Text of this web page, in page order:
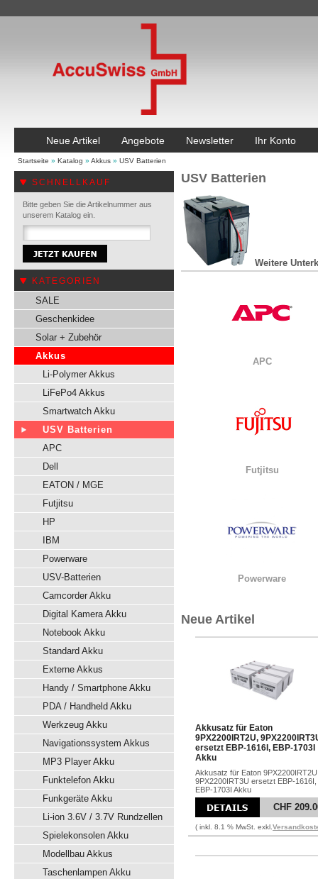
Neue Artikel Angebote Newsletter Ihr Konto
Startseite » Katalog » Akkus » USV Batterien
SCHNELLKAUF
Bitte geben Sie die Artikelnummer aus
unserem Katalog ein.
KATEGORIEN
SALE
Geschenkidee
Solar + Zubehör
Akkus
Li-Polymer Akkus
LiFePo4 Akkus
Smartwatch Akku
USV Batterien
APC
Dell
EATON / MGE
Futjitsu
HP
IBM
Powerware
USV-Batterien
Camcorder Akku
Digital Kamera Akku
Notebook Akku
Standard Akku
Externe Akkus
Handy / Smartphone Akku
PDA / Handheld Akku
Werkzeug Akku
Navigationssystem Akkus
MP3 Player Akku
Funktelefon Akku
Funkgeräte Akku
Li-ion 3.6V / 3.7V Rundzellen
Spielekonsolen Akku
Modellbau Akkus
Taschenlampen Akku
USV Batterien
Weitere
APC
Futjitsu
Powerware
Neue Artikel
Akkusatz für Eaton
9PX2200IRT2U,
ersetzt EBP-1616I, EBP-1703I
Akku
Akkusatz für Eaton
9PX2200IRT3U ersetzt EBP-1616I,
EBP-1703I Akku
CHF
( inkl. 8.1 % MwSt. exkl.